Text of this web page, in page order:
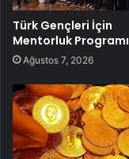
Türk Gençleri İçin
Mentorluk Programı
Ağustos 7, 2026